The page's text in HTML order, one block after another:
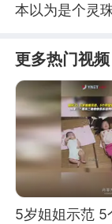
本以为是个灵
更多热门视频
5岁姐姐示范 5